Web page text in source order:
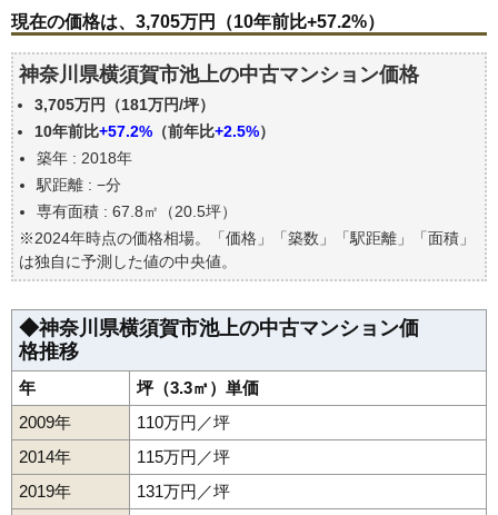
価格を詳細に分析しよう
築年数で価格はどうなる？
神奈川県横須賀市池上の中古マンションの過去の売
買事例
公示地価はいくら
エリアの将来性を人口予想から検討しよう
自分の年収でいくらの不動産が買える？
現在の価格は、3,705万円（10年前比+57.2%）
神奈川県横須賀市池上の中古マンション価格
3,705万円（181万円/坪）
10年前比+57.2% （前年比+2.5%）
築年 : 2018年
駅距離 : −分
専有面積 : 67.8㎡（20.5坪）
※2024年時点の価格相場。「価格」「築数」「駅距離」「面積」
は独自に予測した値の中央値。
◆神奈川県横須賀市池上の中古マンション価
格推移
年
坪（3.3㎡）単価
2009年
110万円／坪
2014年
115万円／坪
2019年
131万円／坪